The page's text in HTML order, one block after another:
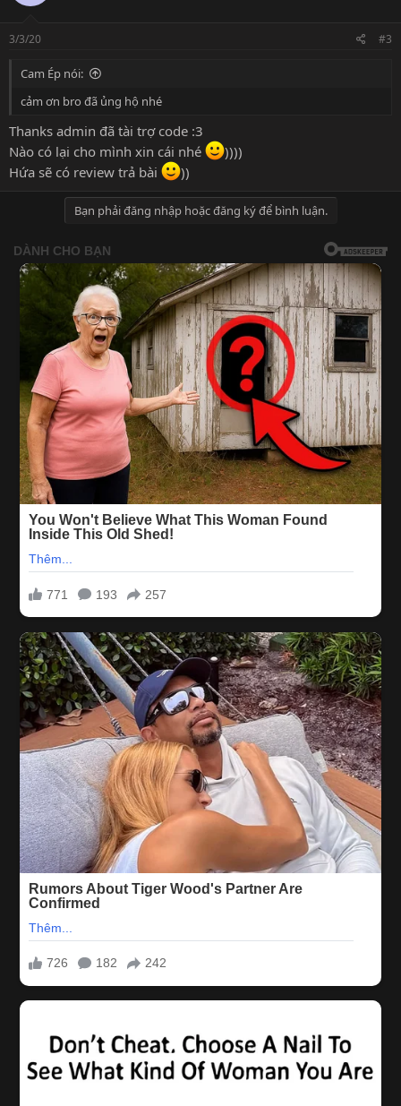
o
s
3/3/20 #3
Cam Ép nói:
cảm ơn bro đã ủng hộ nhé
Thanks admin đã tài trợ code :3
Nào có lại cho mình xin cái nhé
))))
Hứa sẽ có review trả bài
))
Bạn phải đăng nhập hoặc đăng ký để bình luận.